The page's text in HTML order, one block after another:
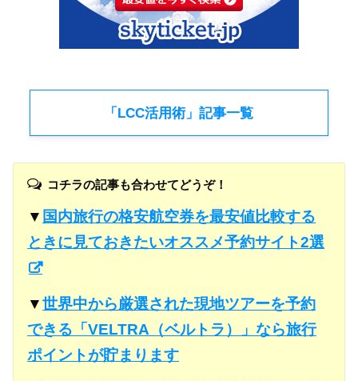
「LCC活用術」記事一覧
コチラの記事も合わせてどうぞ！
▼ 国内旅行の格安航空券を最安値比較する
ときに見ておきたいオススメ予約サイト2選
▼世界中から厳選された現地ツアーを予約
できる「VELTRA（ベルトラ）」なら旅行
ポイントが貯まります